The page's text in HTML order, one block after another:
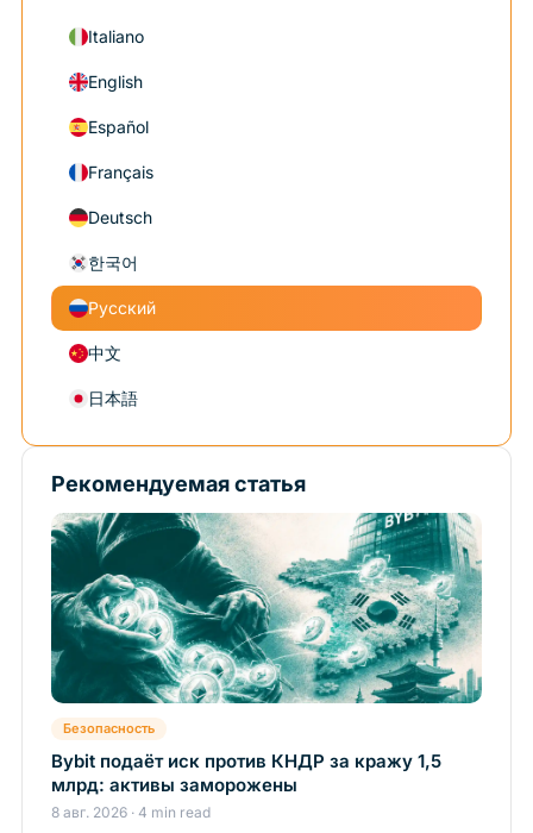
Italiano
English
Español
Français
Deutsch
한국어
Русский
中文
日本語
Рекомендуемая статья
Безопасность
Bybit подаёт иск против КНДР за кражу 1,5
млрд: активы заморожены
8 авг. 2026 · 4 min read